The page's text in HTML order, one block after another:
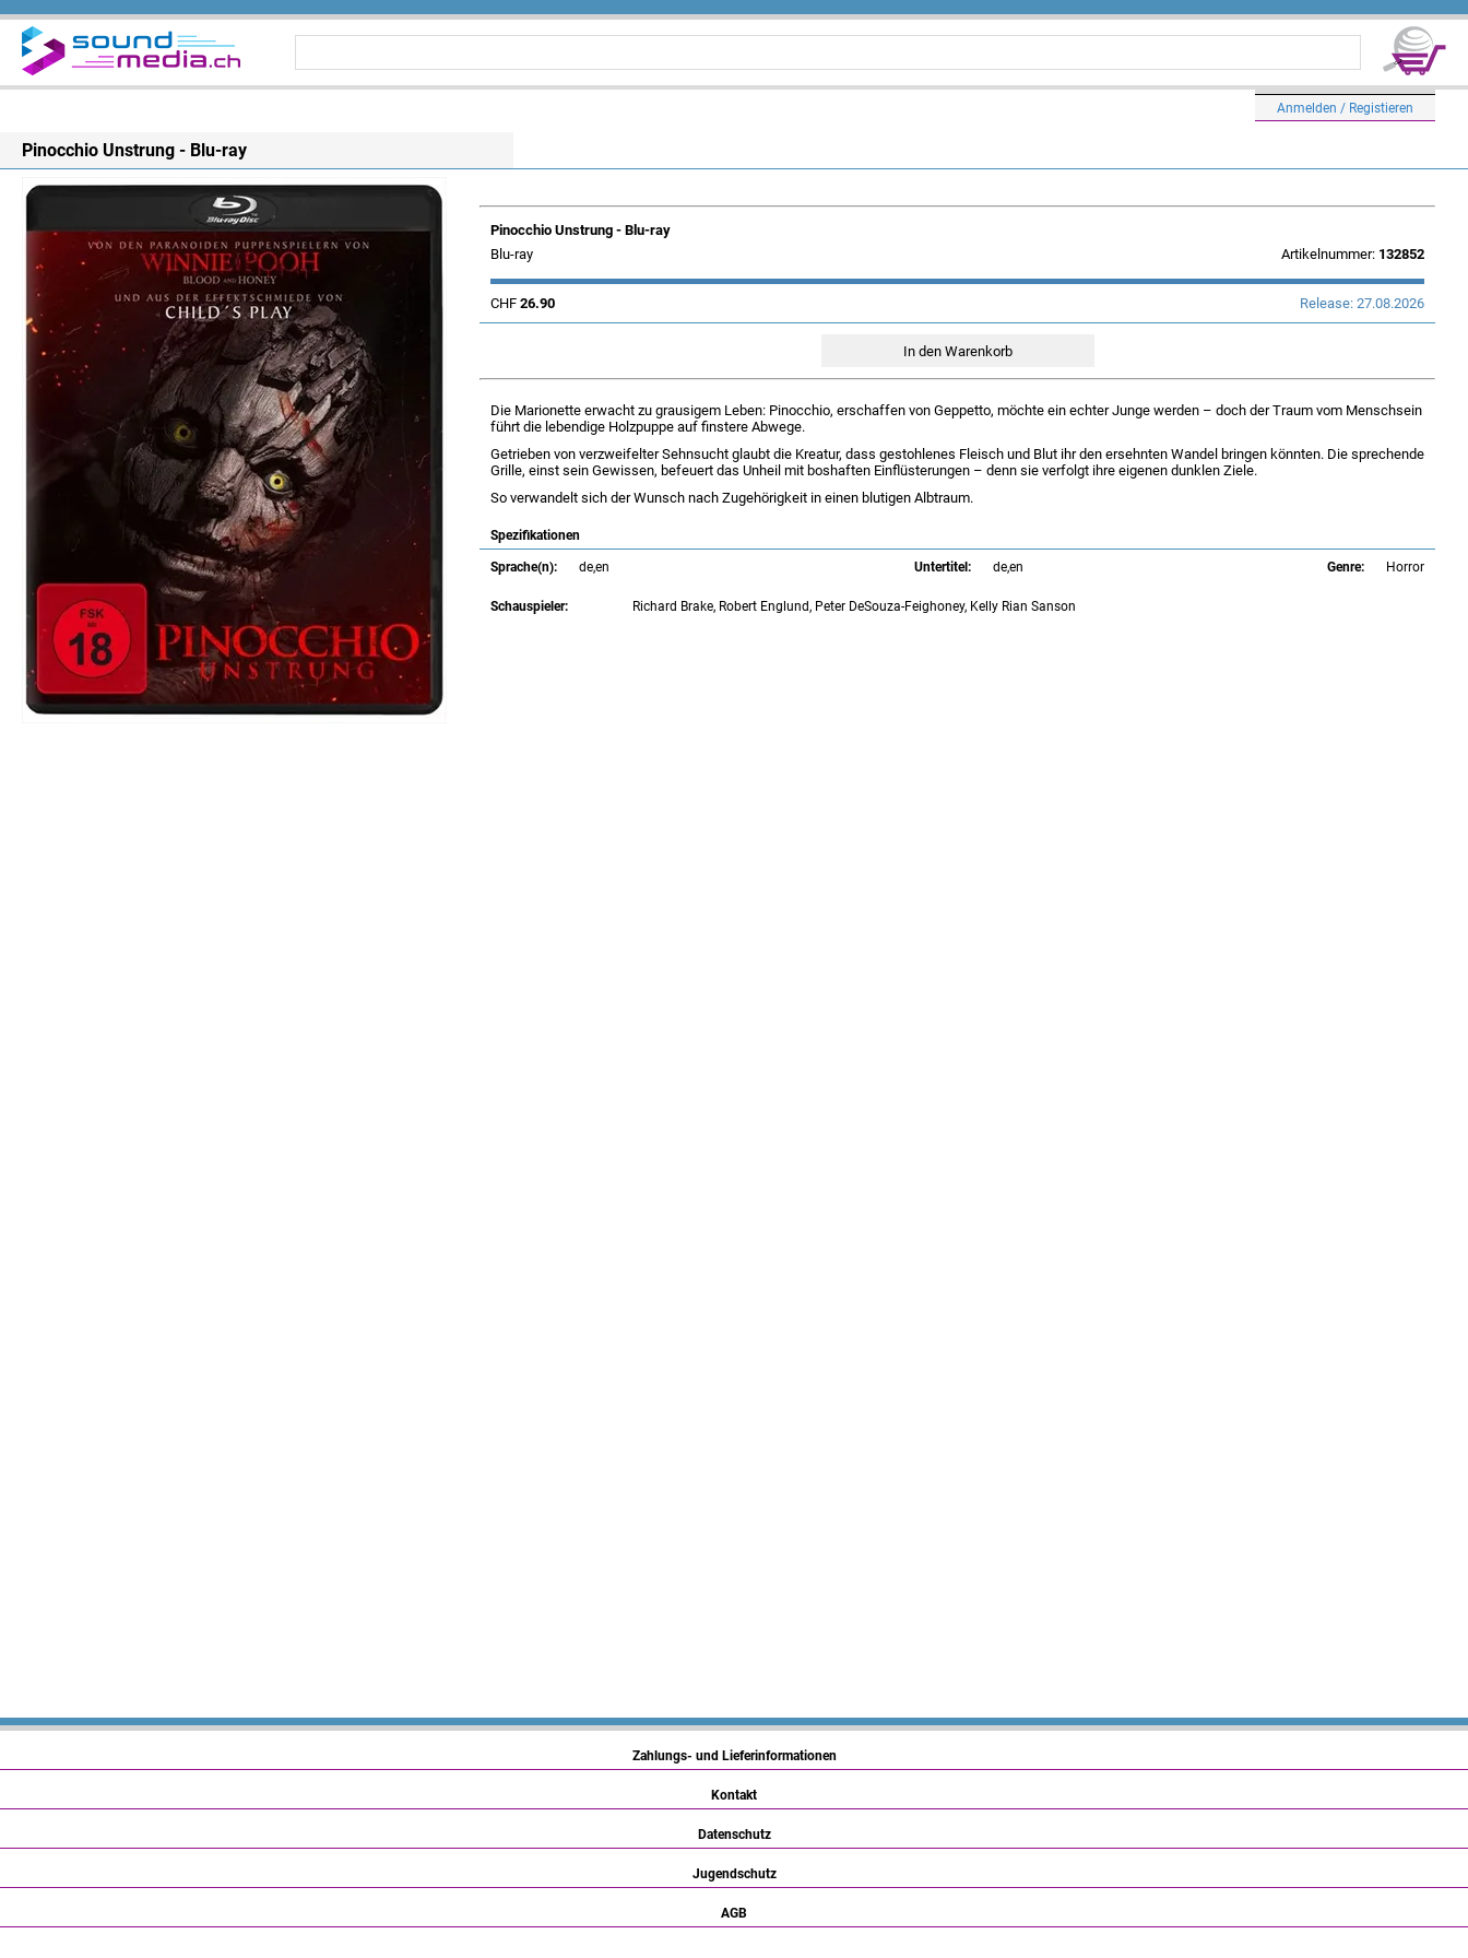
Anmelden / Registieren
Pinocchio Unstrung - Blu-ray
Pinocchio Unstrung - Blu-ray
Blu-ray
Artikelnummer: 132852
CHF 26.90 Release: 27.08.2026
Die Marionette erwacht zu grausigem Leben: Pinocchio, erschaffen von Geppetto, möchte ein echter Junge werden – doch der Traum vom Menschsein
führt die lebendige Holzpuppe auf finstere Abwege.
Getrieben von verzweifelter Sehnsucht glaubt die Kreatur, dass gestohlenes Fleisch und Blut ihr den ersehnten Wandel bringen könnten. Die sprechende
Grille, einst sein Gewissen, befeuert das Unheil mit boshaften Einflüsterungen – denn sie verfolgt ihre eigenen dunklen Ziele.
So verwandelt sich der Wunsch nach Zugehörigkeit in einen blutigen Albtraum.
Spezifikationen
Sprache(n): de,en Untertitel: de,en Genre: Horror
Schauspieler: Richard Brake, Robert Englund, Peter DeSouza-Feighoney, Kelly Rian Sanson
Zahlungs- und Lieferinformationen
Kontakt
Datenschutz
Jugendschutz
AGB